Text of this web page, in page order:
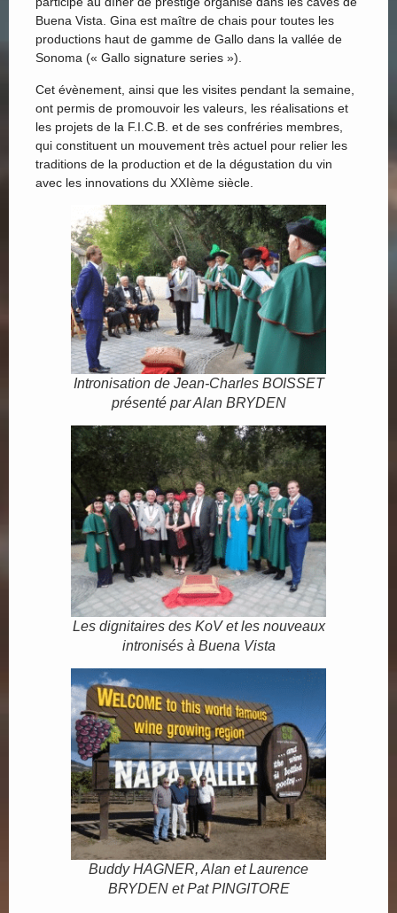
Buena Vista. Gina est maître de chais pour toutes les
productions haut de gamme de Gallo dans la vallée de
Sonoma (« Gallo signature series »).
Cet évènement, ainsi que les visites pendant la semaine,
ont permis de promouvoir les valeurs, les réalisations et
les projets de la F.I.C.B. et de ses confréries membres,
qui constituent un mouvement très actuel pour relier les
traditions de la production et de la dégustation du vin
avec les innovations du XXIème siècle.
Intronisation de Jean-Charles BOISSET
présenté par Alan BRYDEN
Les dignitaires des KoV et les nouveaux
intronisés à Buena Vista
Buddy HAGNER, Alan et Laurence
BRYDEN et Pat PINGITORE